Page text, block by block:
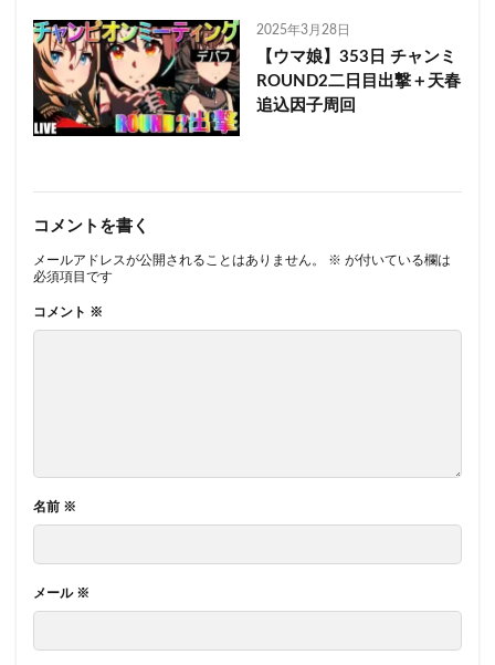
2025年3月28日
【ウマ娘】353日 チャンミ
ROUND2二日目出撃＋天春
追込因子周回
コメントを書く
メールアドレスが公開されることはありません。 ※ が付いている欄は
必須項目です
コメント ※
名前 ※
メール ※